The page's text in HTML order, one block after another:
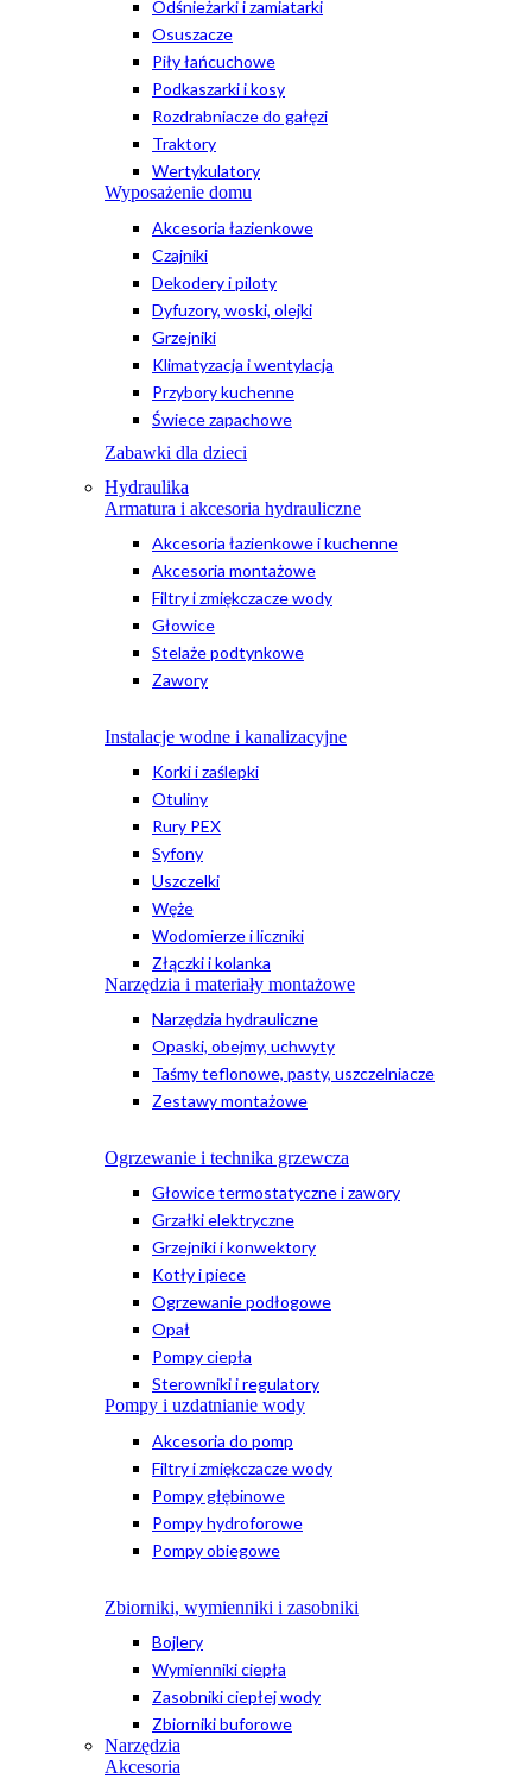
Odśnieżarki i zamiatarki
Osuszacze
Piły łańcuchowe
Podkaszarki i kosy
Rozdrabniacze do gałęzi
Traktory
Wertykulatory
Wyposażenie domu
Akcesoria łazienkowe
Czajniki
Dekodery i piloty
Dyfuzory, woski, olejki
Grzejniki
Klimatyzacja i wentylacja
Przybory kuchenne
Świece zapachowe
Zabawki dla dzieci
Hydraulika
Armatura i akcesoria hydrauliczne
Akcesoria łazienkowe i kuchenne
Akcesoria montażowe
Filtry i zmiękczacze wody
Głowice
Stelaże podtynkowe
Zawory
Instalacje wodne i kanalizacyjne
Korki i zaślepki
Otuliny
Rury PEX
Syfony
Uszczelki
Węże
Wodomierze i liczniki
Złączki i kolanka
Narzędzia i materiały montażowe
Narzędzia hydrauliczne
Opaski, obejmy, uchwyty
Taśmy teflonowe, pasty, uszczelniacze
Zestawy montażowe
Ogrzewanie i technika grzewcza
Głowice termostatyczne i zawory
Grzałki elektryczne
Grzejniki i konwektory
Kotły i piece
Ogrzewanie podłogowe
Opał
Pompy ciepła
Sterowniki i regulatory
Pompy i uzdatnianie wody
Akcesoria do pomp
Filtry i zmiękczacze wody
Pompy głębinowe
Pompy hydroforowe
Pompy obiegowe
Zbiorniki, wymienniki i zasobniki
Bojlery
Wymienniki ciepła
Zasobniki ciepłej wody
Zbiorniki buforowe
Narzędzia
Akcesoria